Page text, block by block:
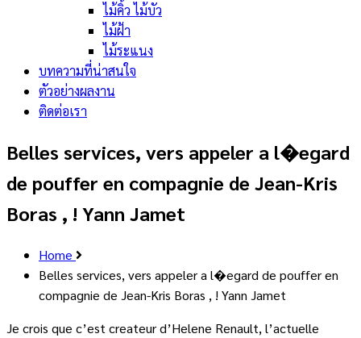
ไม้คิ้ว ไม้บัว
ไม้ฝ้า
ไม้ระแนง
บทความที่น่าสนใจ
ตัวอย่างผลงาน
ติดต่อเรา
Belles services, vers appeler a l�egard
de pouffer en compagnie de Jean-Kris
Boras , ! Yann Jamet
Home
Belles services, vers appeler a l�egard de pouffer en
compagnie de Jean-Kris Boras , ! Yann Jamet
Je crois que c’est createur d’Helene Renault, l’actuelle